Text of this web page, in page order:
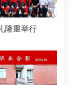
隆重举行